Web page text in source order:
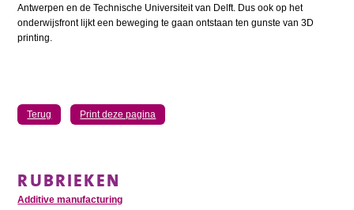
Antwerpen en de Technische Universiteit van Delft. Dus ook op het
onderwijsfront lijkt een beweging te gaan ontstaan ten gunste van 3D
printing.
Terug Print deze pagina
RUBRIEKEN
Additive manufacturing